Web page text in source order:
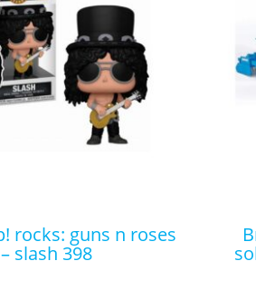
– slash 398
bruder σπαρτική lemken